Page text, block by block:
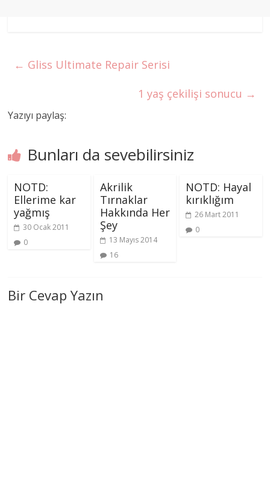
← Gliss Ultimate Repair Serisi
1 yaş çekilişi sonucu →
Yazıyı paylaş:
Bunları da sevebilirsiniz
NOTD:
Ellerime kar
yağmış
30 Ocak 2011
0
Akrilik
Tırnaklar
Hakkında Her
Şey
13 Mayıs 2014
16
NOTD: Hayal
kırıklığım
26 Mart 2011
0
Bir Cevap Yazın